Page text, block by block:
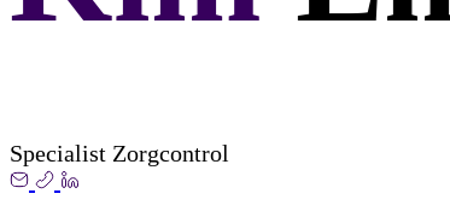
Specialist Zorgcontrol